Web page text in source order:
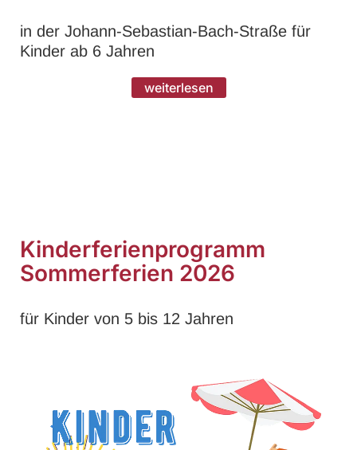
in der Johann-Sebastian-Bach-Straße für
Kinder ab 6 Jahren
weiterlesen
Kinderferienprogramm
Sommerferien 2026
für Kinder von 5 bis 12 Jahren